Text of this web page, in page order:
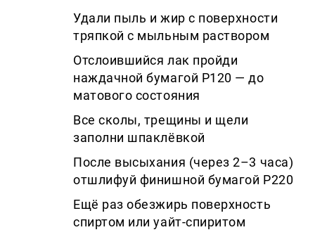
Удали пыль и жир с поверхности
тряпкой с мыльным раствором
Отслоившийся лак пройди
наждачной бумагой P120 — до
матового состояния
Все сколы, трещины и щели
заполни шпаклёвкой
После высыхания (через 2–3 часа)
отшлифуй финишной бумагой P220
Ещё раз обезжирь поверхность
спиртом или уайт-спиритом